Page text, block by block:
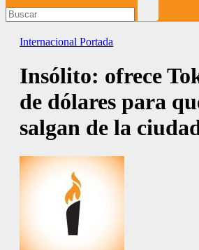
Internacional Portada
Insólito: ofrece
de dólares para
salgan de la